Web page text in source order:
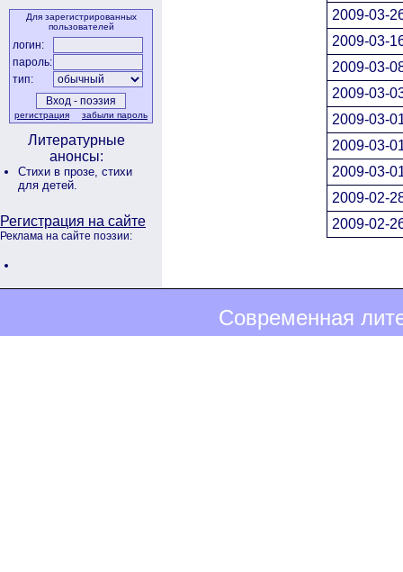
Для зарегистрированных
пользователей
логин:
пароль:
тип:
регистрация забыли пароль
Литературные
анонсы:
Стихи в прозе, стихи
для детей.
Регистрация на сайте
Реклама на сайте поэзии:
2009-03-
2009-03-
2009-03-
2009-03-
2009-03-
2009-03-
2009-03-
2009-02-
2009-02-
Современная